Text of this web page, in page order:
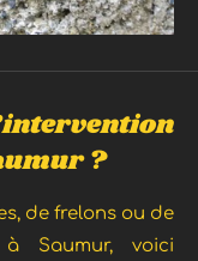
?
de frelons ou de
Saumur, voici